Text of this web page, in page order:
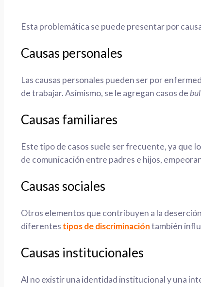
Esta problemática se puede presentar por
Causas personales
Las causas personales pueden ser por
de trabajar. Asimismo, se le agregan casos de
Causas familiares
Este tipo de casos suele ser frecuente, ya que
de comunicación entre padres e hijos,
Causas sociales
Otros elementos que contribuyen a la
diferentes tipos de discriminacióntambién
Causas institucionales
Al no existir una identidad institucional y una